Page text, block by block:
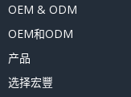
OEM & ODM
OEM和ODM
产品
选择宏豐